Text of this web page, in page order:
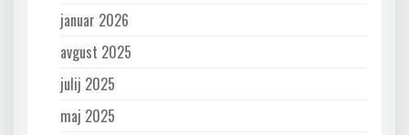
januar 2026
avgust 2025
julij 2025
maj 2025